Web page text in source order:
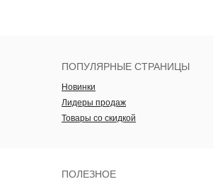
ПОПУЛЯРНЫЕ СТРАНИЦЫ
Новинки
Лидеры продаж
Товары со скидкой
ПОЛЕЗНОЕ